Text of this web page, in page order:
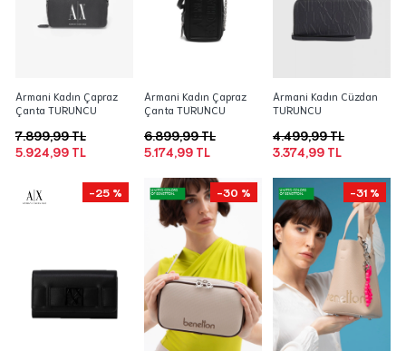
Armani Kadın Çapraz
Çanta TURUNCU
5.924,99 TL
7.899,99 TL
Armani Kadın Çapraz
Çanta TURUNCU
5.174,99 TL
6.899,99 TL
Armani Kadın Cüzdan
TURUNCU
3.374,99 TL
4.499,99 TL
-25 % -30 % -31 %